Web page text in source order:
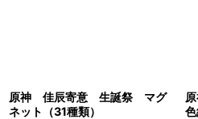
原神 佳辰寄意 生誕祭 マグ
ネット（31種類）
色